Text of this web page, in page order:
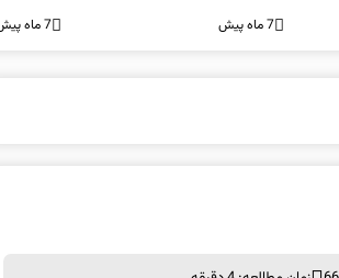
7 ماه پیش 7 ماه پیش